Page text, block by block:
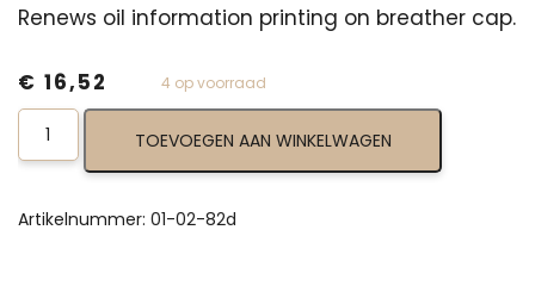
Renews oil information printing on breather cap.
4 op voorraad
€ 16,52
White
Decal
01-
82d
TOEVOEGEN AAN WINKELWAGEN
Artikelnummer: 01-02-82d